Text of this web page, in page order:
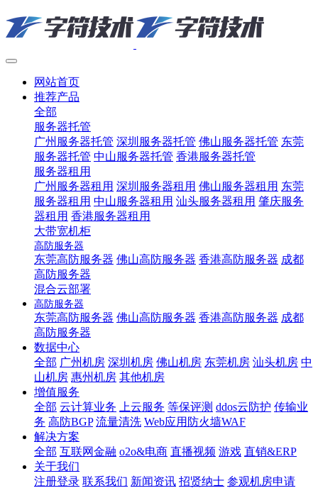
网站首页
推荐产品
全部
服务器托管
广州服务器托管 深圳服务器托管 佛山服务器托管 东莞
服务器托管 中山服务器托管 香港服务器托管
服务器租用
广州服务器租用 深圳服务器租用 佛山服务器租用 东莞
服务器租用 中山服务器租用 汕头服务器租用 肇庆服务
器租用 香港服务器租用
大带宽机柜
高防服务器
东莞高防服务器 佛山高防服务器 香港高防服务器 成都
高防服务器
混合云部署
高防服务器
东莞高防服务器 佛山高防服务器 香港高防服务器 成都
高防服务器
数据中心
全部 广州机房 深圳机房 佛山机房 东莞机房 汕头机房 中
山机房 惠州机房 其他机房
增值服务
全部 云计算业务 上云服务 等保评测 ddos云防护 传输业
务 高防BGP 流量清洗 Web应用防火墙WAF
解决方案
全部 互联网金融 o2o&电商 直播视频 游戏 直销&ERP
关于我们
注册登录 联系我们 新闻资讯 招贤纳士 参观机房申请